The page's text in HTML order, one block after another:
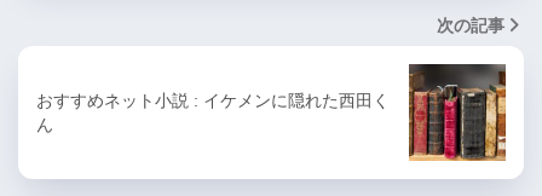
次の記事
おすすめネット小説 : イケメンに隠れた西田く
ん